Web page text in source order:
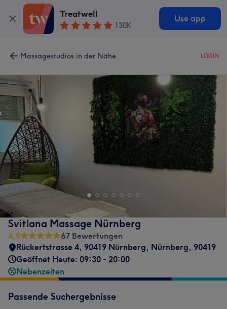
Treatwell
130K
Use app
Massagestudios in der Nähe LOGIN
Svitlana Massage Nürnberg
4,9
67 Bewertungen
Rückertstrasse 4, 90419 Nürnberg, Nürnberg, 90419
Geöffnet Heute: 09:30 - 20:00
Nebenzeiten
Passende Suchergebnisse